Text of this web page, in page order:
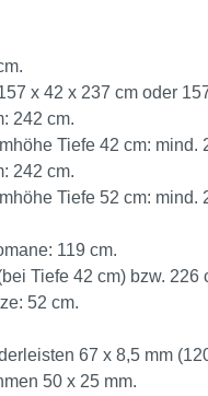
x 42 x 237 cm oder
242 cm.
Tiefe 42 cm: mind.
242 cm.
Tiefe 52 cm: mind.
119 cm.
Tiefe 42 cm) bzw. 226
52 cm.
67 x 8,5 mm
50 x 25 mm.